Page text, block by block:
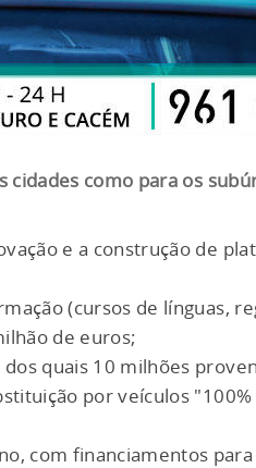
como para os
e a construção de
(cursos de línguas,
de euros;
quais 10 milhões
por veículos
com financiamentos